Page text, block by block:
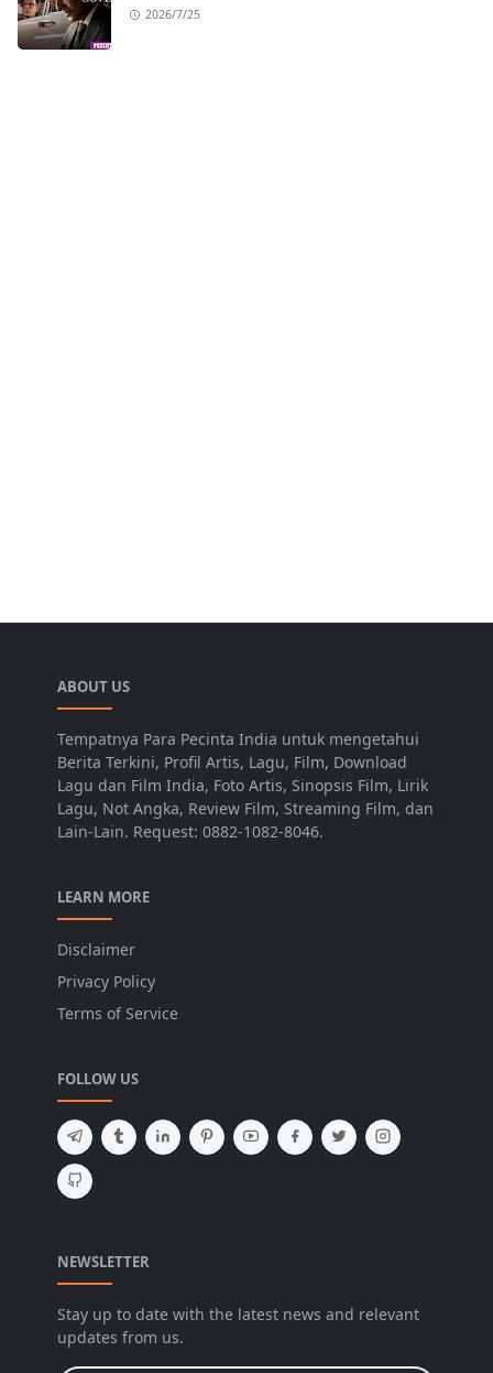
2026/7/25
ABOUT US
Tempatnya Para Pecinta India untuk mengetahui
Berita Terkini, Profil Artis, Lagu, Film, Download
Lagu dan Film India, Foto Artis, Sinopsis Film, Lirik
Lagu, Not Angka, Review Film, Streaming Film, dan
Lain-Lain. Request: 0882-1082-8046.
LEARN MORE
Disclaimer
Privacy Policy
Terms of Service
FOLLOW US
NEWSLETTER
Stay up to date with the latest news and relevant
updates from us.